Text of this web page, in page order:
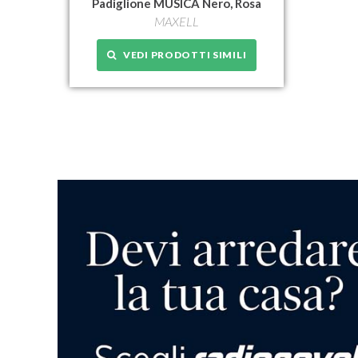
Padiglione MUSICA Nero, Rosa
MAXELL
VEDI PRODOTTI SIMILI